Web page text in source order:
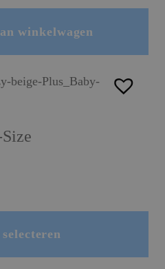
winkelwagen